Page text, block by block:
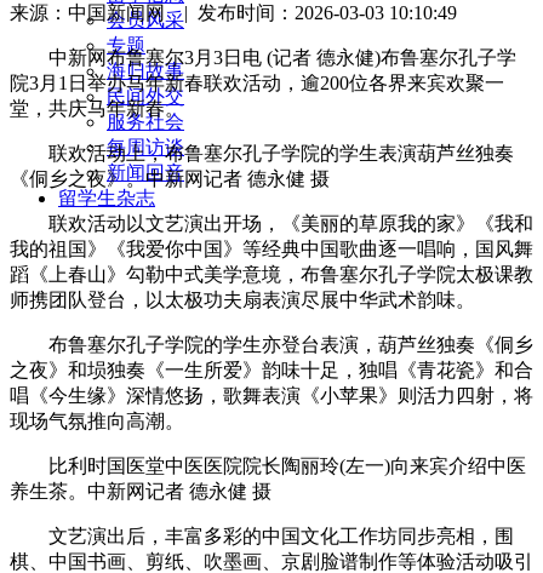
会员风采
专题
海归故事
民间外交
服务社会
每周访谈
新闻回音
留学生杂志
来源：中国新闻网 | 发布时间：2026-03-03 10:10:49
中新网布鲁塞尔3月3日电 (记者 德永健)布鲁塞尔孔子学
院3月1日举办马年新春联欢活动，逾200位各界来宾欢聚一
堂，共庆马年新春。
联欢活动上，布鲁塞尔孔子学院的学生表演葫芦丝独奏
《侗乡之夜》。中新网记者 德永健 摄
联欢活动以文艺演出开场，《美丽的草原我的家》《我和
我的祖国》《我爱你中国》等经典中国歌曲逐一唱响，国风舞
蹈《上春山》勾勒中式美学意境，布鲁塞尔孔子学院太极课教
师携团队登台，以太极功夫扇表演尽展中华武术韵味。
布鲁塞尔孔子学院的学生亦登台表演，葫芦丝独奏《侗乡
之夜》和埙独奏《一生所爱》韵味十足，独唱《青花瓷》和合
唱《今生缘》深情悠扬，歌舞表演《小苹果》则活力四射，将
现场气氛推向高潮。
比利时国医堂中医医院院长陶丽玲(左一)向来宾介绍中医
养生茶。中新网记者 德永健 摄
文艺演出后，丰富多彩的中国文化工作坊同步亮相，围
棋、中国书画、剪纸、吹墨画、京剧脸谱制作等体验活动吸引